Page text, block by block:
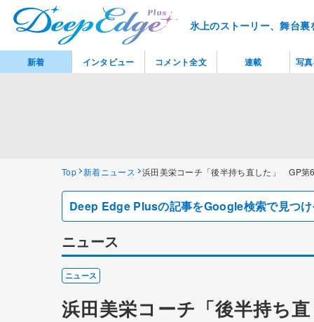
氷上のストーリー、舞台
Top 新着ニュース 浜田美栄コーチ「後半持ち直した」 GP第
Deep Edge Plusの記事をGoogle検索で見つ
ニュース
ニュース
浜田美栄コーチ「後半持ち
新着 インタビュー コメント全文 連載 写